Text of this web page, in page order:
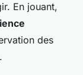
En jouant,
des